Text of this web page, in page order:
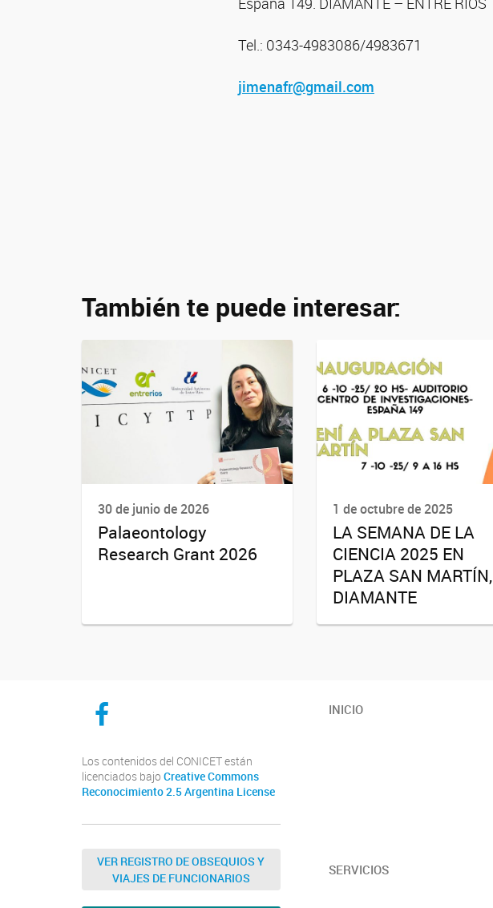
Tel.: 0343-4983086/4983671
jimenafr@gmail.com
También te puede interesar:
30 de junio de 2026
Palaeontology
Research Grant 2026
1 de octubre de 2025
LA SEMANA DE LA
CIENCIA 2025 EN
PLAZA SAN MARTÍN,
DIAMANTE
CICYTTP en Facebook
Los contenidos del CONICET están
licenciados bajo Creative Commons
Reconocimiento 2.5 Argentina License
VER REGISTRO DE OBSEQUIOS Y
VIAJES DE FUNCIONARIOS
INICIO
SERVICIOS